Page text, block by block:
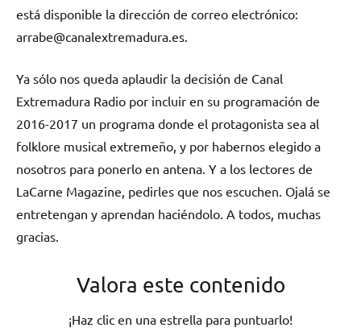
está disponible la dirección de correo electrónico:
arrabe@canalextremadura.es
Ya sólo nos queda aplaudir la decisión de Canal
Extremadura Radio por incluir en su programación de
2016-2017 un programa donde el protagonista sea al
folklore musical extremeño, y por habernos elegido a
nosotros para ponerlo en antena. Y a los lectores de
LaCarne Magazine, pedirles que nos escuchen. Ojalá se
entretengan y aprendan haciéndolo. A todos, muchas
gracias.
Valora este contenido
¡Haz clic en una estrella para puntuarlo!